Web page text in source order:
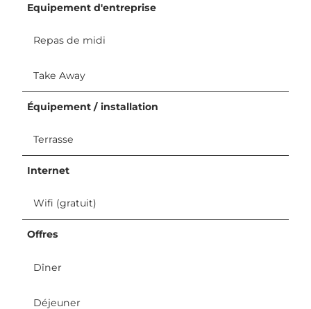
Equipement d'entreprise
Repas de midi
Take Away
Équipement / installation
Terrasse
Internet
Wifi (gratuit)
Offres
Dîner
Déjeuner